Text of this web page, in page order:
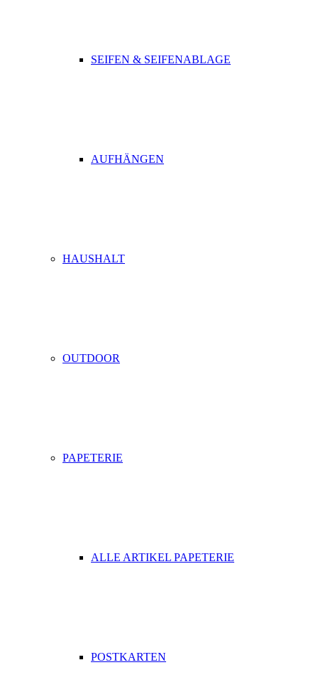
SEIFEN & SEIFENABLAGE
AUFHÄNGEN
HAUSHALT
OUTDOOR
PAPETERIE
ALLE ARTIKEL PAPETERIE
POSTKARTEN